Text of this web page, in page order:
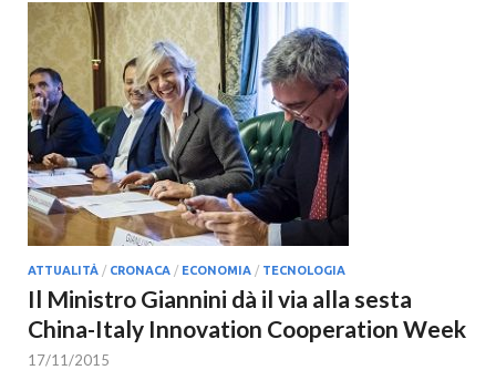
ATTUALITÀ / CRONACA / ECONOMIA / TECNOLOGIA
Il Ministro Giannini dà il via alla sesta
China-Italy Innovation Cooperation Week
17/11/2015